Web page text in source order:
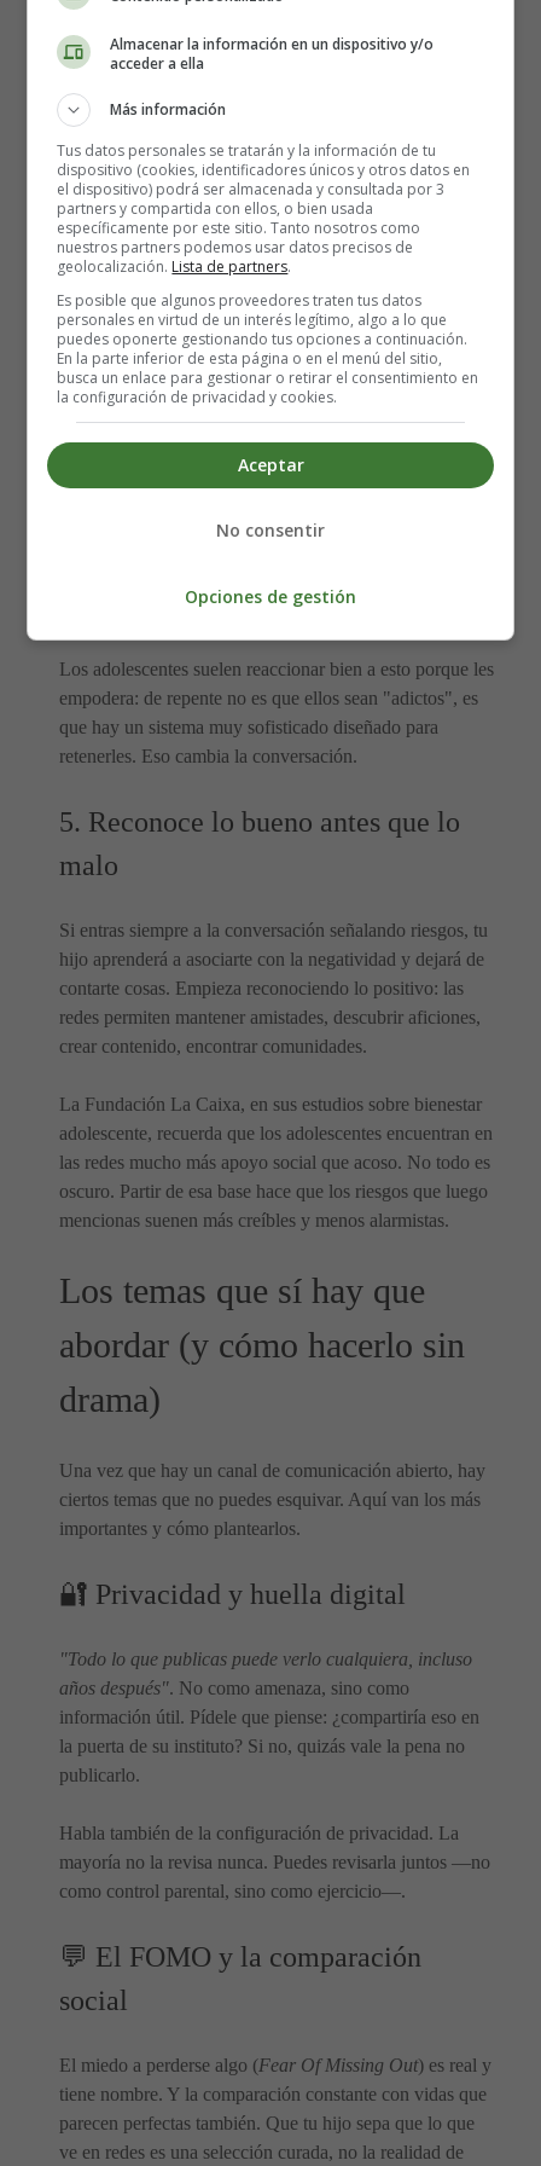
en Instagram me comparo con gente y me siento peor.
¿A ti te pasa algo así a veces?"
Este tipo de apertura tiene varias ventajas: no le acusa de
nada, muestra vulnerabilidad, y le invita a reflexionar en
lugar de defenderse. Es mucho más probable que
responda.
4. Habla de algoritmos, no de
peligros abstractos
Una de las conversaciones más útiles que puedes tener es
sobrecómo funcionan los algoritmos
"¿Sabes cómo decide TikTok qué te enseña? Todo lo que
ves, lo que te paras a mirar, lo que te gusta... va a una
Los adolescentes suelen reaccionar bien a esto porque les
empodera: de repente no es que ellos sean "adictos", es
que hay un sistema muy sofisticado diseñado para
retenerles. Eso cambia la conversación.
5. Reconoce lo bueno antes que lo
malo
Si entras siempre a la conversación señalando riesgos, tu
hijo aprenderá a asociarte con la negatividad y dejará de
contarte cosas. Empieza reconociendo lo positivo: las
redes permiten mantener amistades, descubrir aficiones,
crear contenido, encontrar comunidades.
La Fundación La Caixa, en sus estudios sobre bienestar
adolescente, recuerda que los adolescentes encuentran en
las redes mucho más apoyo social que acoso. No todo es
oscuro. Partir de esa base hace que los riesgos que luego
mencionas suenen más creíbles y menos alarmistas.
Los temas que sí hay que
abordar (y cómo hacerlo sin
drama)
Una vez que hay un canal de comunicación abierto, hay
ciertos temas que no puedes esquivar. Aquí van los más
importantes y cómo plantearlos.
🔐 Privacidad y huella digital
"Todo lo que publicas puede verlo cualquiera, incluso
años después". No como amenaza, sino como
información útil. Pídele que piense: ¿compartiría eso en
la puerta de su instituto? Si no, quizás vale la pena no
publicarlo.
Habla también de la configuración de privacidad. La
mayoría no la revisa nunca. Puedes revisarla juntos —no
como control parental, sino como ejercicio—.
💬 El FOMO y la comparación
social
El miedo a perderse algo (Fear Of Missing Out) es real y
tiene nombre. Y la comparación constante con vidas que
parecen perfectas también. Que tu hijo sepa que lo que
ve en redes es una selección curada, no la realidad de
Almacenar la información en un dispositivo y/o
acceder a ella
Más información
Tus datos personales se tratarán y la información de tu
dispositivo (cookies, identificadores únicos y otros datos en
el dispositivo) podrá ser almacenada y consultada por 3
partners y compartida con ellos, o bien usada
específicamente por este sitio. Tanto nosotros como
nuestros partners podemos usar datos precisos de
geolocalización. Lista de partners.
Es posible que algunos proveedores traten tus datos
personales en virtud de un interés legítimo, algo a lo que
puedes oponerte gestionando tus opciones a continuación.
En la parte inferior de esta página o en el menú del sitio,
busca un enlace para gestionar o retirar el consentimiento en
la configuración de privacidad y cookies.
Aceptar
No consentir
Opciones de gestión